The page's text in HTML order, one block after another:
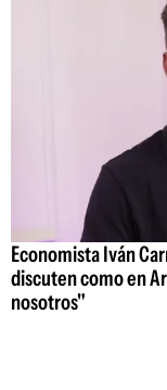
Economista Iván
discuten como en
nosotros"